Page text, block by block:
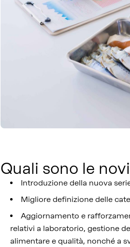
Quali sono le
Introduzione della nuova
Migliore definizione delle
Aggiornamento e
relativi a laboratorio, gestione
alimentare e qualità, nonché a